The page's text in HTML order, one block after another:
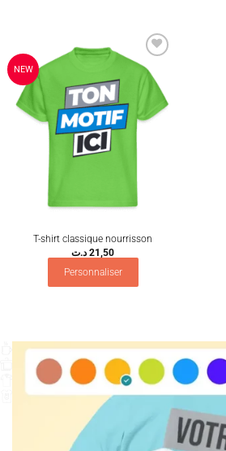
NEW
Ajouter
à la
wishlist
T-shirt classique nourrisson
21,50 د.ت
Personnaliser